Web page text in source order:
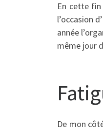
En cette
l’occasion
année
même jour
De mon